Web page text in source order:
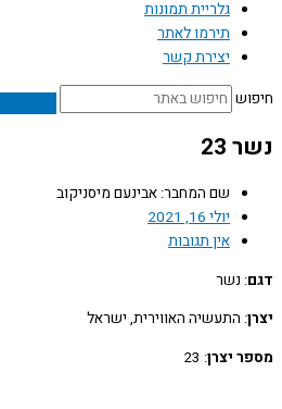
גלריית תמונות
תירמו לאתר
יצירת קשר
שם המחבר: אבינעם מיסניקוב
יולי 16, 2021
אין תגובות
: נשר
: התעשיה האווירית, ישראל
יצרן: 23